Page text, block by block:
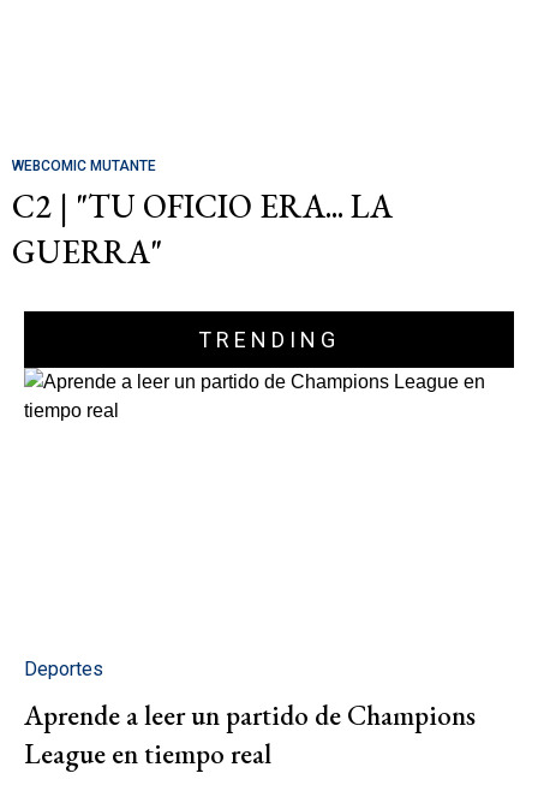
WEBCOMIC MUTANTE
C2 | "TU OFICIO ERA... LA
GUERRA"
TRENDING
Deportes
Aprende a leer un partido de Champions
League en tiempo real